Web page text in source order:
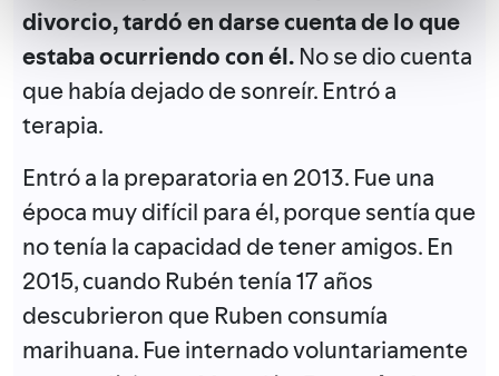
divorcio, tardó en darse cuenta de lo que
estaba ocurriendo con él. No se dio cuenta
que había dejado de sonreír. Entró a
terapia.
Entró a la preparatoria en 2013. Fue una
época muy difícil para él, porque sentía que
no tenía la capacidad de tener amigos. En
2015, cuando Rubén tenía 17 años
descubrieron que Ruben consumía
marihuana. Fue internado voluntariamente